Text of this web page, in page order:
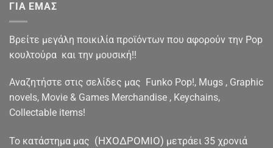
ΓΙΑ ΕΜΑΣ
Βρείτε μεγάλη ποικιλία προϊόντων που αφορούν την Pop
κουλτούρα και την μουσική!!
Αναζητήστε στις σελίδες μας Funko Pop!, Mugs , Graphic
novels, Movie & Games Merchandise , Keychains,
Collectable items!
To κατάστημα μας (ΗΧΟΔΡΟΜΙΟ) μετράει 35 χρονιά